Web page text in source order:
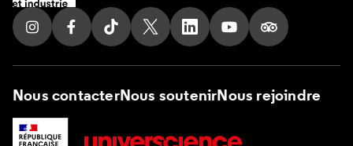
Suivez nous sur Instagram
Suivez nous sur Facebook
Suivez nous sur Tik Tok
Suivez nous sur X
Suivez nous sur LinkedIn
Suivez nous sur
Suivez nous
Nous contacterNous soutenirNous rejoindre